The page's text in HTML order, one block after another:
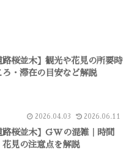
路桜並木】観光や花見の所要時
ろ・滞在の目安など解説
2026.04.03 2026.06.11
路桜並木】GWの混雑｜時間
花見の注意点を解説